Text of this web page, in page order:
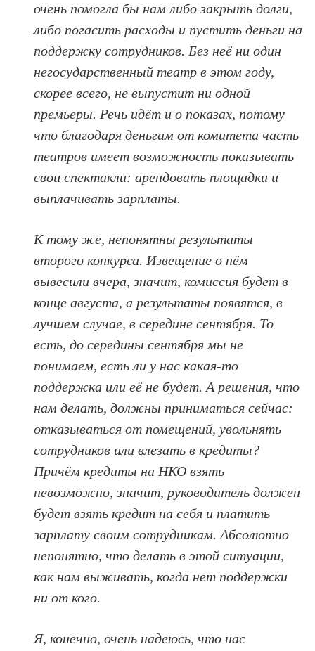
очень помогла бы нам либо закрыть долги,
либо погасить расходы и пустить деньги на
поддержку сотрудников. Без неё ни один
негосударственный театр в этом году,
скорее всего, не выпустит ни одной
премьеры. Речь идёт и о показах, потому
что благодаря деньгам от комитета часть
театров имеет возможность показывать
свои спектакли: арендовать площадки и
выплачивать зарплаты.
К тому же, непонятны результаты
второго конкурса. Извещение о нём
вывесили вчера, значит, комиссия будет в
конце августа, а результаты появятся, в
лучшем случае, в середине сентября. То
есть, до середины сентября мы не
понимаем, есть ли у нас какая-то
поддержка или её не будет. А решения, что
нам делать, должны приниматься сейчас:
отказываться от помещений, увольнять
сотрудников или влезать в кредиты?
Причём кредиты на НКО взять
невозможно, значит, руководитель должен
будет взять кредит на себя и платить
зарплату своим сотрудникам. Абсолютно
непонятно, что делать в этой ситуации,
как нам выживать, когда нет поддержки
ни от кого.
Я, конечно, очень надеюсь, что нас